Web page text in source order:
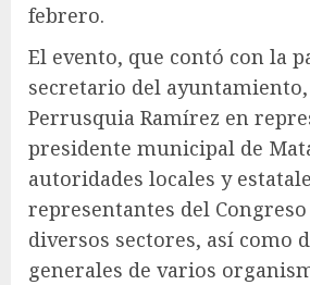
febrero.
El evento, que contó con la
secretario del
Perrusquia Ramírez en
presidente municipal de
autoridades locales y
representantes del
diversos sectores, así como
generales de varios